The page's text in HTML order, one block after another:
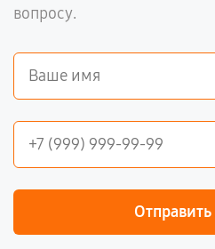
вопросу.
Отправить